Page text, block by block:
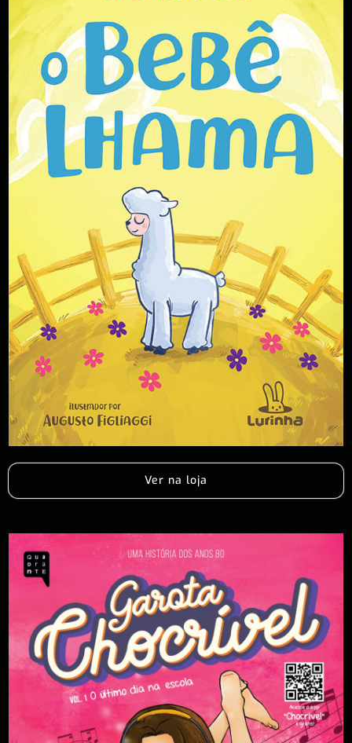
Ver na loja